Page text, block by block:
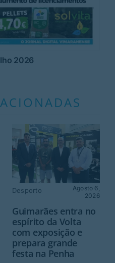
2026
Desporto
Agosto 6,
2026
Guimarães entra no
espírito da Volta
com exposição e
prepara grande
festa na Penha